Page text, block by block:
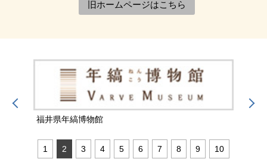
旧ホームページはこちら
福井県年縞博物館
1 2 3 4 5 6 7 8 9 10